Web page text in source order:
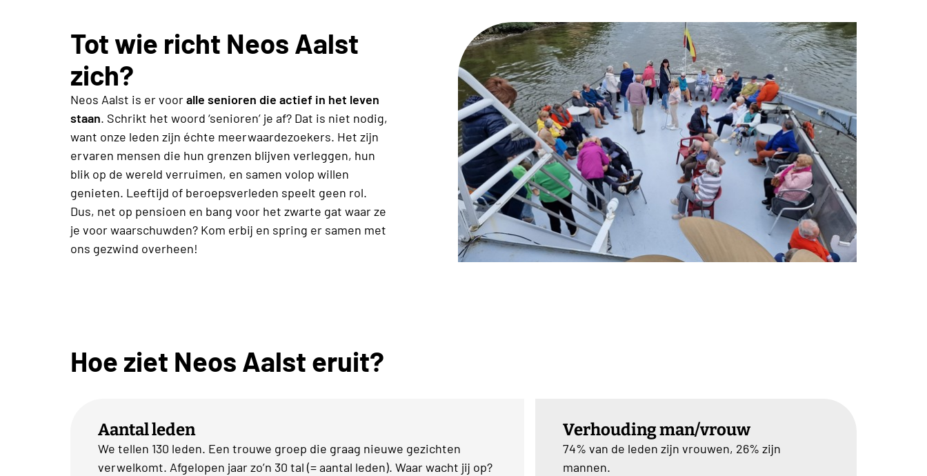
Tot wie richt Neos Aalst
zich?
Neos Aalst is er vooralle senioren die actief in het leven
staan. Schrikt het woord ‘senioren’ je af? Dat is niet nodig,
want onze leden zijn échte meerwaardezoekers. Het zijn
ervaren mensen die hun grenzen blijven verleggen, hun
blik op de wereld verruimen, en samen volop willen
genieten. Leeftijd of beroepsverleden speelt geen rol.
Dus, net op pensioen en bang voor het zwarte gat waar ze
je voor waarschuwden? Kom erbij en spring er samen met
ons gezwind overheen!
Hoe ziet Neos Aalst eruit?
Aantal leden
We tellen 130 leden. Een trouwe groep die graag nieuwe gezichten
verwelkomt. Afgelopen jaar zo’n 30 tal (= aantal leden). Waar wacht jij op?
Verhouding man/vrouw
74% van de leden zijn vrouwen, 26% zijn
mannen.